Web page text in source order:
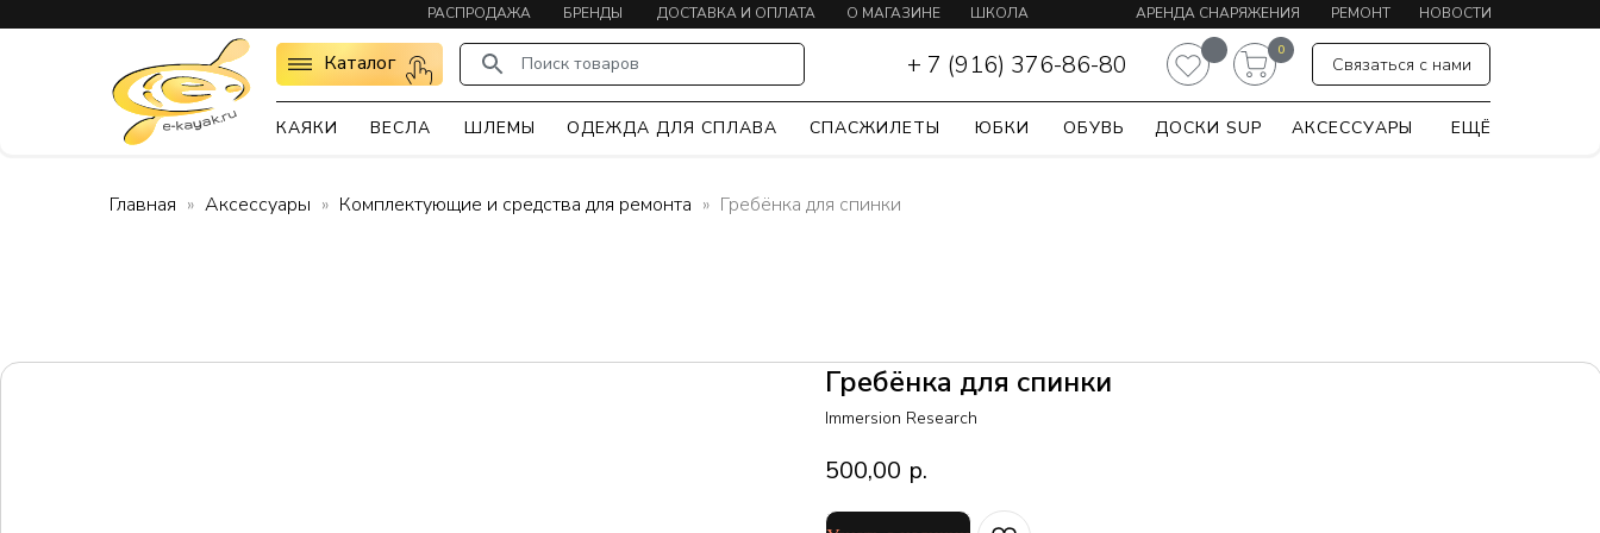
Каталог
РАСПРОДАЖА БРЕНДЫ ДОСТАВКА И ОПЛАТА О МАГАЗИНЕ
ШКОЛА
КАЯКИНГА
АРЕНДА СНАРЯЖЕНИЯ РЕМОНТ НОВОСТИ
Поиск товаров Связаться с нами
+ 7 (916) 376-86-80
КАЯКИ ВЕСЛА ОДЕЖДА ДЛЯ СПЛАВА ОБУВЬ
ШЛЕМЫ СПАСЖИЛЕТЫ ЮБКИ ДОСКИ SUP АКСЕССУАРЫ ЕЩЁ
0
Главная Аксессуары Комплектующие и средства для ремонта Гребёнка для спинки
Гребёнка для спинки
Immersion Research
500,00 р.